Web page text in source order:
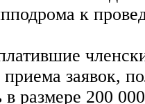
к
заявок,
размере 200